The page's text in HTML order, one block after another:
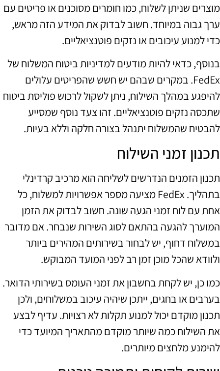
מוצרים שניתן לשלוח, כמו חומרים מסוכנים או פריטים עם
ערך גבוה במיוחד. חשוב לבדוק את המידע הזה מראש,
כדי למנוע עיכובים או נזקים פוטנציאליים.
בנוסף, כדאי להיות מודעים למדיניות ביטוח המשלוח של
FedEx. במקרים שבהם יש חשש שהפריטים עלולים
להיפגע במהלך השילוח, ניתן לשקול לרכוש פוליסת ביטוח
שתכסה נזקים פוטנציאליים. זהו צעד נוסף שמסייע
להבטיח שהמשלוח יתנהל בצורה חלקה וללא בעיות.
תכנון זמני השילוח
תכנון הזמנים הנדרשים לשליחה הוא מרכיב קרדינלי
בתהליך. FedEx מציעה מספר אפשרויות למשלוח, כל
אחת עם לוח זמני הגעה שונה. חשוב לבדוק את הזמן
המוערך להגעה בהתאם לסוג השירות שנבחר. אם מדובר
במשלוח דחוף, יש לבחור בשירותים המהירים ביותר
ולוודא שהכל מוכן זמן רב לפני המועד המבוקש.
כמו כן, יש לקחת בחשבון את זמני העומס בשירותי הדואר.
בערבים או בחגים, ייתכן שיהיה עיכוב במשלוחים, ולכן
תכנון מוקדם יכול למנוע תקלות לא רצויות. עדיף לבצע
את השילוח כמה שיותר מוקדם מהתאריך המיועד כדי
להימנע מלחצים מיותרים.